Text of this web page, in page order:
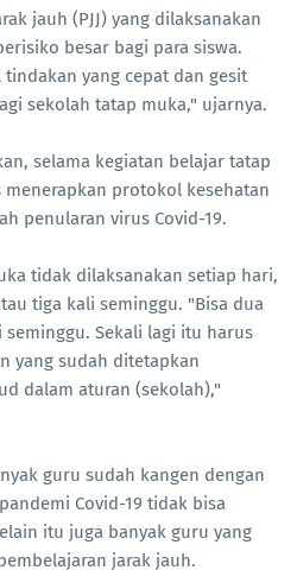
jauh (PJJ) yang dilaksanakan
besar bagi para siswa.
yang cepat dan gesit
sekolah tatap muka," ujarnya.
selama kegiatan belajar tatap
protokol kesehatan
penularan virus Covid-19.
tidak dilaksanakan setiap hari,
tiga kali seminggu. "Bisa dua
Sekali lagi itu harus
yang sudah ditetapkan
dalam aturan (sekolah),"
guru sudah kangen dengan
Covid-19 tidak bisa
itu juga banyak guru yang
jarak jauh.